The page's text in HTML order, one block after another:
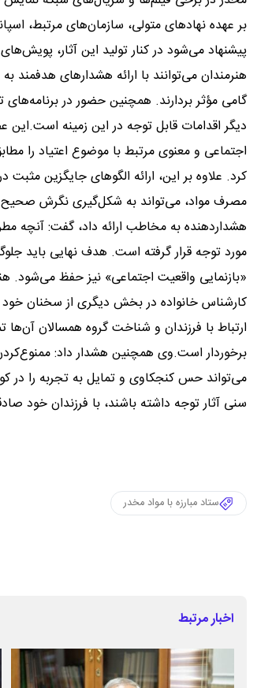
بر عهده نهادهای متولی، سازمان‌های مرتبط،
پیشنهاد می‌شود در کنار تولید این آثار،
هنرمندان می‌توانند با ارائه هشدارهای هدفمند
گامی مؤثر بردارند. همچنین حضور در
دیگر اقدامات قابل توجه در این زمینه است.این
اجتماعی و معنوی مرتبط با موضوع اعتیاد را
کرد. علاوه بر این، ارائه الگوهای جایگزین
مصرف مواد، می‌تواند به شکل‌گیری نگرش
هشداردهنده به مخاطب ارائه داد، گفت: آنچه
مورد توجه قرار گرفته است. هدف نهایی باید
«بازنمایی واقعیت اجتماعی» نیز حفظ می‌شود.
کارشناس خانواده در بخش دیگری از سخنان خود
ارتباط با فرزندان و شناخت گروه همسالان
برخوردار است.وی همچنین هشدار داد:
می‌تواند حس کنجکاوی و تمایل به تجربه را در
سنی آثار توجه داشته باشند، با فرزندان خود
ستاد مبارزه با مواد مخدر
اخبار مرتبط